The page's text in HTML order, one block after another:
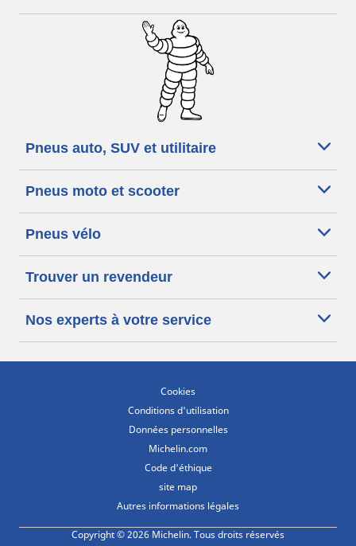
Pneus auto, SUV et utilitaire
Pneus moto et scooter
Pneus vélo
Trouver un revendeur
Nos experts à votre service
Cookies
Conditions d'utilisation
Données personnelles
Michelin.com
Code d'éthique
site map
Autres informations légales
Copyright © 2026 Michelin. Tous droits réservés